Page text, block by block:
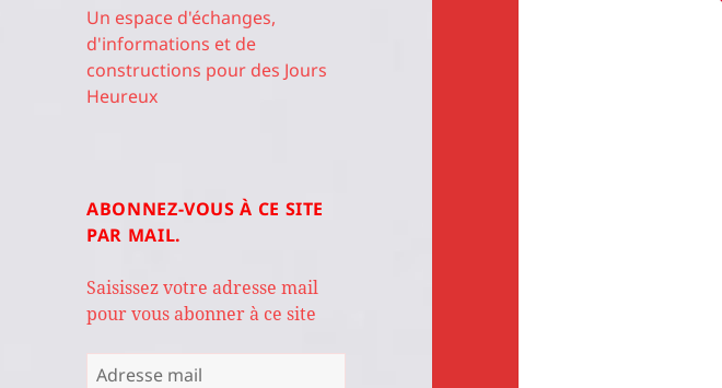
Un espace d'échanges,
d'informations et de
constructions pour des Jours
Heureux
ABONNEZ-VOUS À CE SITE
PAR MAIL.
Saisissez votre adresse mail
pour vous abonner à ce site
Adresse